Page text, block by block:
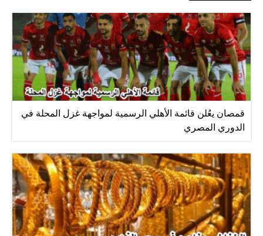
قمصان يعُلن قائمة الأهلي الرسمية لمواجهة غزل المحلة في
الدوري المصري